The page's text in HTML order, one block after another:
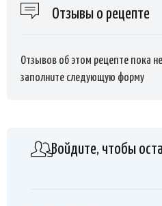
Отзывы о рецепте
Отзывов об этом рецепте пока
заполните следующую форму
Войдите, чтобы